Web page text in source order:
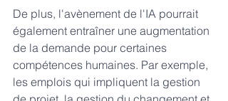
De plus, l'avènement de l'IA pourrait
également entraîner une augmentation
de la demande pour certaines
compétences humaines. Par exemple,
les emplois qui impliquent la gestion